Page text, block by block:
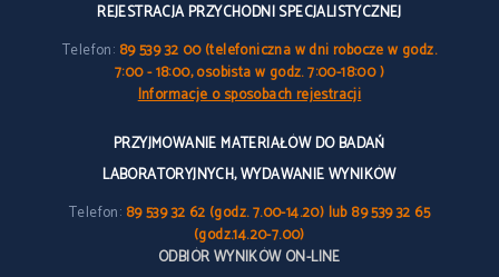
REJESTRACJA PRZYCHODNI SPECJALISTYCZNEJ
Telefon: 89 539 32 00 (telefoniczna w dni robocze w godz.
7:00 - 18:00, osobista w godz. 7:00-18:00 )
Informacje o sposobach rejestracji
PRZYJMOWANIE MATERIAŁÓW DO BADAŃ
LABORATORYJNYCH, WYDAWANIE WYNIKÓW
Telefon: 89 539 32 62 (godz. 7.00-14.20) lub 89 539 32 65
(godz.14.20-7.00)
ODBIÓR WYNIKÓW ON-LINE